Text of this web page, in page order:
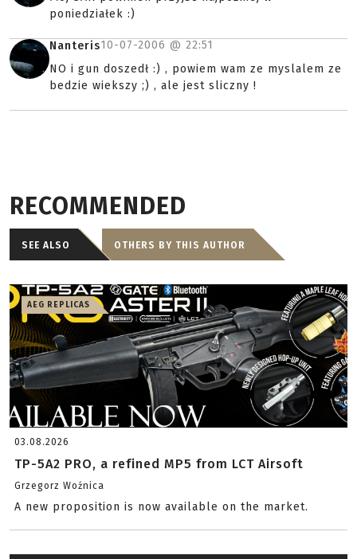
poniedziałek :)
Nanteris10-07-2006 @ 22:51
NO i gun doszedł :) , powiem wam ze myslalem ze
bedzie wiekszy ;) , ale jest sliczny !
RECOMMENDED
SEE ALSO OTHERS BY THIS AUTHOR
AEG REPLICAS
03.08.2026
TP-5A2 PRO, a refined MP5 from LCT Airsoft
Grzegorz Woźnica
A new proposition is now available on the market.